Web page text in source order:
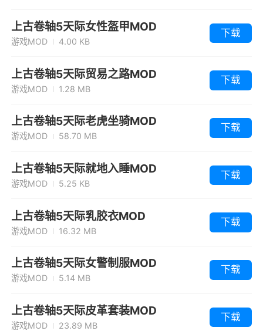
上古卷轴5天际女性盔甲MOD
游戏MOD 4.00 KB
下载
上古卷轴5天际贸易之路MOD
游戏MOD 1.28 MB
下载
上古卷轴5天际老虎坐骑MOD
游戏MOD 58.70 MB
下载
上古卷轴5天际就地入睡MOD
游戏MOD 5.25 KB
下载
上古卷轴5天际乳胶衣MOD
游戏MOD 16.32 MB
下载
上古卷轴5天际女警制服MOD
游戏MOD 5.14 MB
下载
上古卷轴5天际皮革套装MOD
游戏MOD 23.89 MB
下载